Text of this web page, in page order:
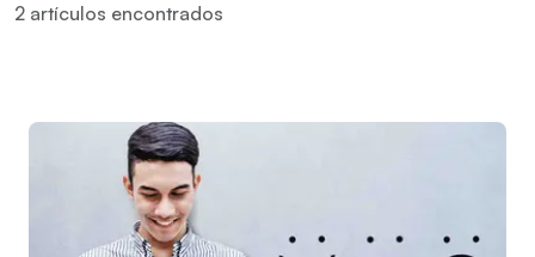
2 artículos encontrados